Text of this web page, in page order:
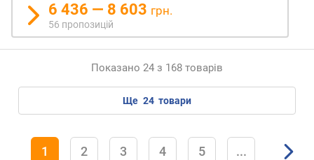
Г
Б
)
л
і
6 436 — 8 603 грн.
56 пропозицій
Показано 24 з 168 товарів
ще 24 товари
1 2 3 4 5 ...